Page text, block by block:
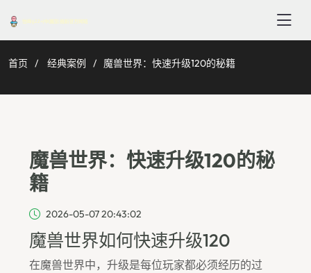
首页 经典案例 魔兽世界：快速升级120的秘籍
魔兽世界：快速升级120的秘
籍
2026-05-07 20:43:02
魔兽世界如何快速升级120
在魔兽世界中，升级是每位玩家都必须经历的过